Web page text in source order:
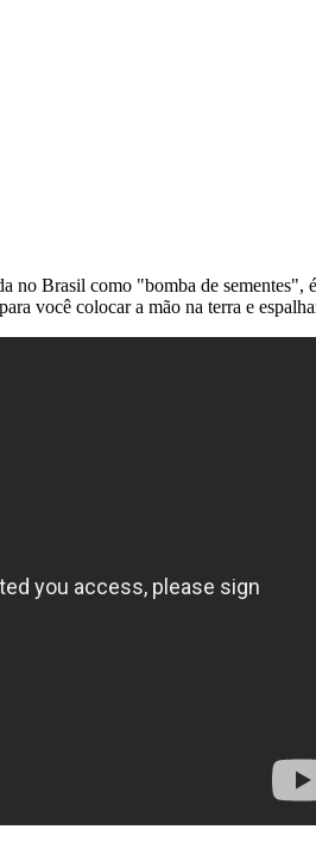
Brasil como "bomba de sementes",
você colocar a mão na terra e